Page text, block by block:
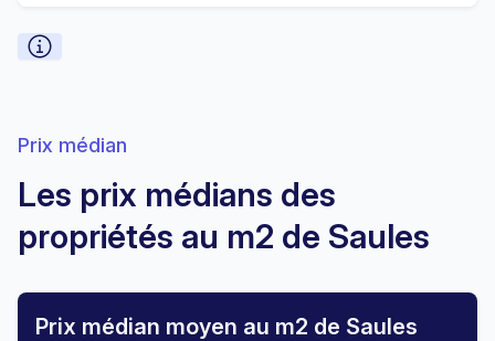
Prix médian
Les prix médians des
propriétés au m2 de Saules
Prix médian moyen au m2 de Saules